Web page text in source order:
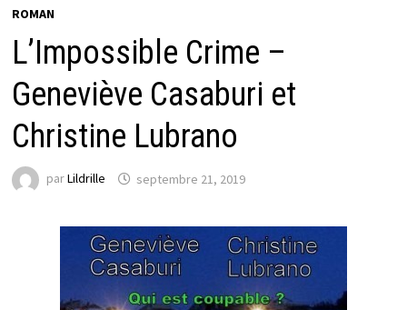
ROMAN
L’Impossible Crime –
Geneviève Casaburi et
Christine Lubrano
parLildrille septembre 21, 2019